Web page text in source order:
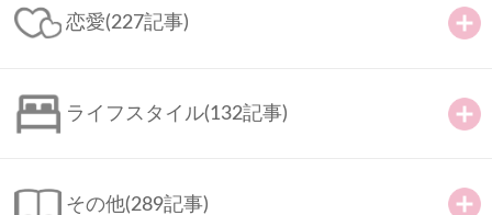
恋愛(227記事)
ライフスタイル(132記事)
その他(289記事)